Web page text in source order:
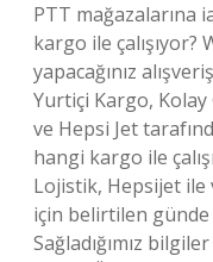
PTT mağazalarına
kargo ile
yapacağınız
Yurtiçi Kargo,
ve Hepsi Jet
hangi kargo ile
Lojistik, Hepsijet ile
için belirtilen günde
Sağladığımız